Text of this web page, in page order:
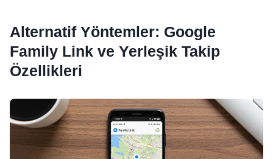
Alternatif Yöntemler: Google
Family Link ve Yerleşik Takip
Özellikleri